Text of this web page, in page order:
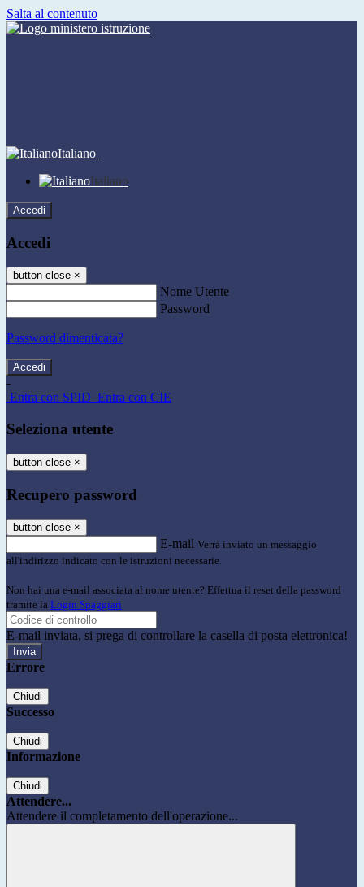
Salta al contenuto
Italiano
Italiano
Accedi
Accedi
button close ×
Nome Utente
Password
Password dimenticata?
-
Entra con SPID Entra con CIE
Seleziona utente
button close ×
Recupero password
button close ×
E-mail Verrà inviato un messaggio
all'indirizzo indicato con le istruzioni necessarie.
Non hai una e-mail associata al nome utente? Effettua il reset della password
tramite la Login Spaggiari
E-mail inviata, si prega di controllare la casella di posta elettronica!
Errore
Chiudi
Successo
Chiudi
Informazione
Chiudi
Attendere...
Attendere il completamento dell'operazione...